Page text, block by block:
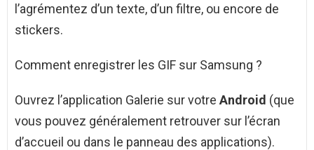
l’agrémentez d’un texte, d’un filtre, ou encore de
stickers.
Comment enregistrer les GIF sur Samsung ?
Ouvrez l’application Galerie sur votre Android (que
vous pouvez généralement retrouver sur l’écran
d’accueil ou dans le panneau des applications).